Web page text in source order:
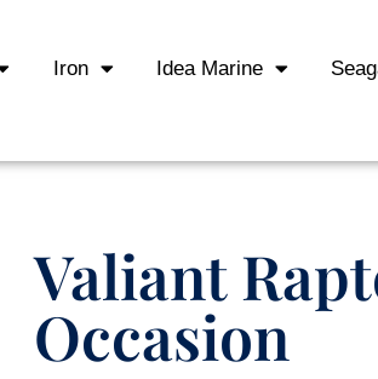
Iron Idea Marine
Valiant
Occasion